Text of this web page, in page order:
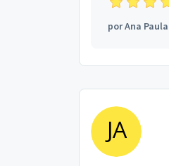
porAna Paula